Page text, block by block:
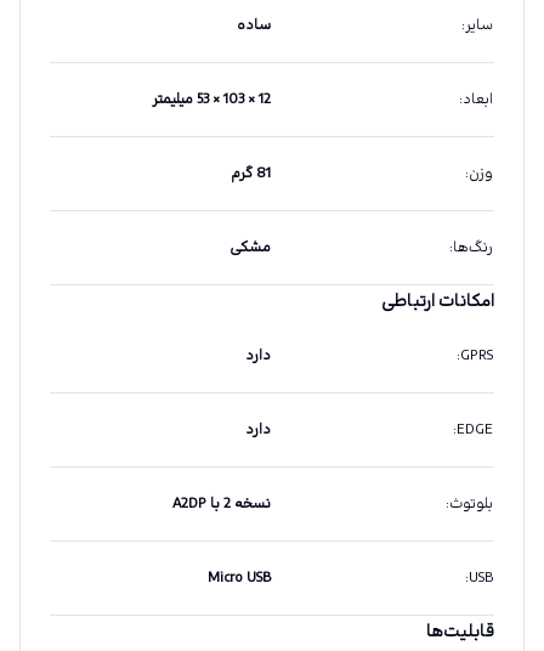
سایر: ساده
ابعاد: 12 × 103 × 53 میلیمتر
وزن: 81 گرم
رنگ‌ها: مشکی
امکانات ارتباطی
GPRS
: دارد
EDGE
: دارد
بلوتوث: نسخه 2 با A2DP
USB
:
Micro USB
قابلیت‌ها